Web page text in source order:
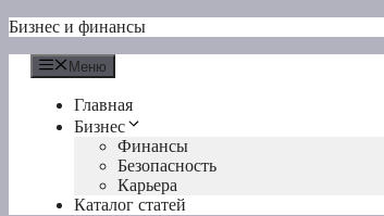
Перейти
содержимому
Бизнес и финансы
Меню
Главная
Бизнес
Финансы
Безопасность
Карьера
Каталог статей